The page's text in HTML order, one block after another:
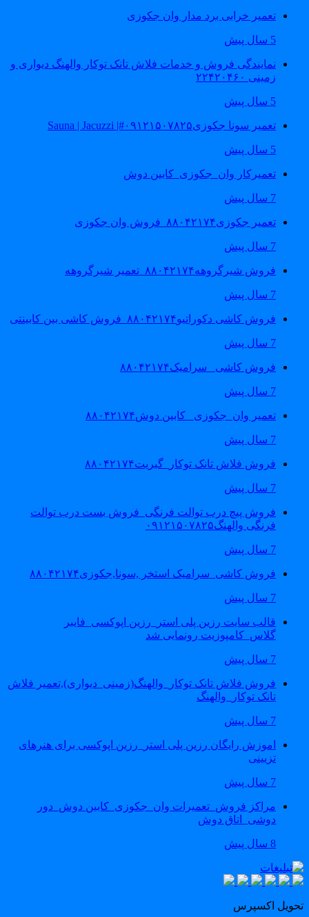
تعمیر خرابی برد مدار وان جکوزی
نمایندگی فروش و خدمات فلاش تانک توکار والهنگ دیواری و
زمینی ۲۲۴۲۰۴۶۰
تعمیر سونا جکوزی۰۹۱۲۱۵۰۷۸۲۵#| Sauna | Jacuzzi
تعمیرکار وان_جکوزی_کابین دوش
تعمیر جکوزی۸۸۰۴۲۱۷۴_فروش وان جکوزی
فروش شیرگروهه۸۸۰۴۲۱۷۴_تعمیر شیرگروهه
فروش کاشی دکوراتیو۸۸۰۴۲۱۷۴_فروش کاشی بین کابینتی
فروش کاشی _سرامیک۸۸۰۴۲۱۷۴
تعمیر وان_جکوزی_ کابین دوش۸۸۰۴۲۱۷۴
فروش فلاش تانک توکار_گبریت۸۸۰۴۲۱۷۴
فروش پیچ درب توالت فرنگی_فروش بست درب توالت
فرنگی والهنگ۰۹۱۲۱۵۰۷۸۲۵
فروش کاشی_سرامیک استخر ,سونا,جکوزی۸۸۰۴۲۱۷۴
قالب سایت رزین پلی استر_رزین اپوکسی_فایبر
گلاس_کامپوزیت رونمایی شد
فروش فلاش تانک توکار_والهنگ(زمینی_دیواری),تعمیر فلاش
تانک توکار_والهنگ
اموزش رایگان رزین پلی استر_رزین اپوکسی برای هنرهای
تزیینی
مراکز فروش_تعمیرات وان_جکوزی_کابین دوش_دور
دوشی_اتاق دوش
اکسپرس